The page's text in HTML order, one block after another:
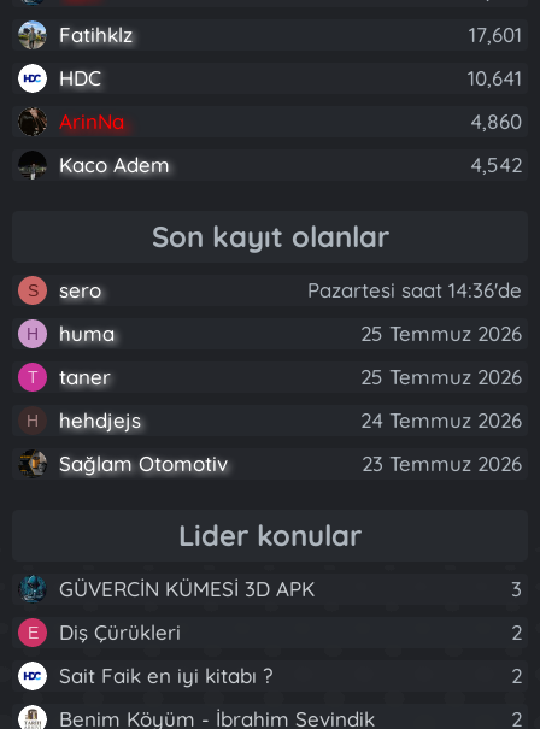
Fatihklz
17,601
HDC
10,641
ArinNa
4,860
Kaco Adem
4,542
Son kayıt olanlar
S sero Pazartesi saat 14:36'de
H huma 25 Temmuz 2026
T taner 25 Temmuz 2026
H hehdjejs
24 Temmuz 2026
Sağlam Otomotiv
23 Temmuz 2026
Lider konular
GÜVERCİN KÜMESİ 3D APK 3
E Diş Çürükleri
2
Sait Faik en iyi kitabı ?
2
Benim Köyüm - İbrahim Sevindik
2